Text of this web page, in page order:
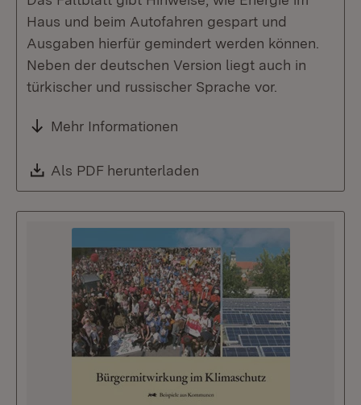
Haus und beim Autofahren gespart und
Ausgaben hierfür gemindert werden können.
Neben der deutschen Version liegt auch in
türkischer und russischer Sprache vor.
Mehr Informationen
Download:
Als PDF herunterladen